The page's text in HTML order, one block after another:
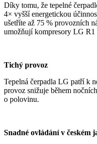
Díky tomu, že tepelné
4× vyšší energetickou
ušetříte až 75 % provozních
umožňují kompresory LG
Tichý provoz
Tepelná čerpadla LG patří k
provoz snižuje během
o polovinu.
Snadné ovládání v českém